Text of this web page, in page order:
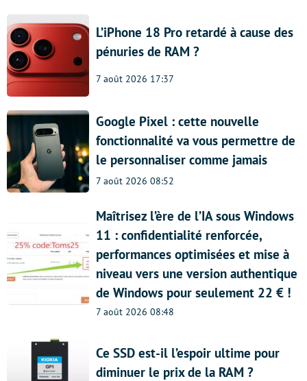
L’iPhone 18 Pro retardé à cause des
pénuries de RAM ?
7 août 2026 17:37
Google Pixel : cette nouvelle
fonctionnalité va vous permettre de
le personnaliser comme jamais
7 août 2026 08:52
Maîtrisez l’ère de l’IA sous Windows
11 : confidentialité renforcée,
performances optimisées et mise à
niveau vers une version authentique
de Windows pour seulement 22 € !
7 août 2026 08:48
Ce SSD est-il l’espoir ultime pour
diminuer le prix de la RAM ?